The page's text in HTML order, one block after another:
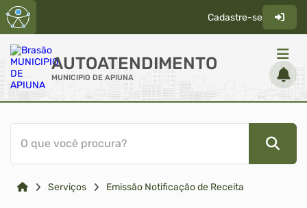
Cadastre-se
AUTOATENDIMENTO
MUNICIPIO DE APIUNA
ACESSO RÁPIDO
Acessibilidade
Transparência
O que você procura?
Serviços Emissão Notificação de Receita